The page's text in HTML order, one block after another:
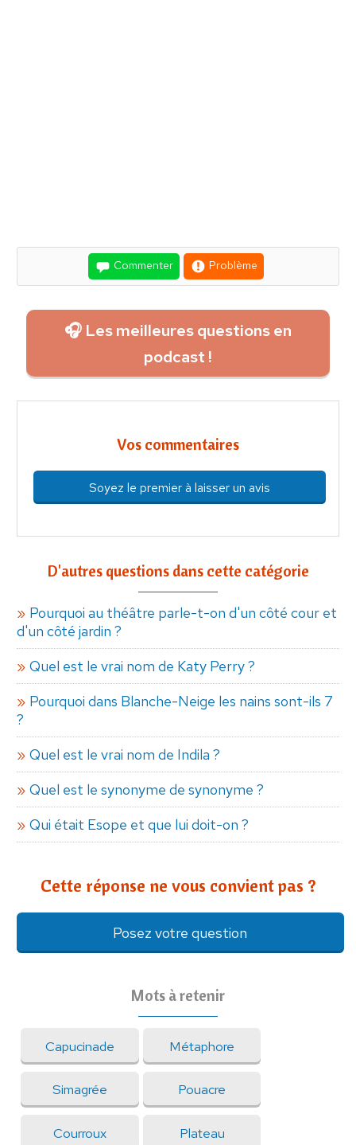
Commenter Problème
🎧 Les meilleures questions en
podcast !
Vos commentaires
Soyez le premier à laisser un avis
D'autres questions dans cette catégorie
Pourquoi au théâtre parle-t-on d'un côté cour et
d'un côté jardin ?
Quel est le vrai nom de Katy Perry ?
Pourquoi dans Blanche-Neige les nains sont-ils 7
?
Quel est le vrai nom de Indila ?
Quel est le synonyme de synonyme ?
Qui était Esope et que lui doit-on ?
Cette réponse ne vous convient pas ?
Posez votre question
Mots à retenir
Capucinade Métaphore
Simagrée Pouacre
Courroux Plateau